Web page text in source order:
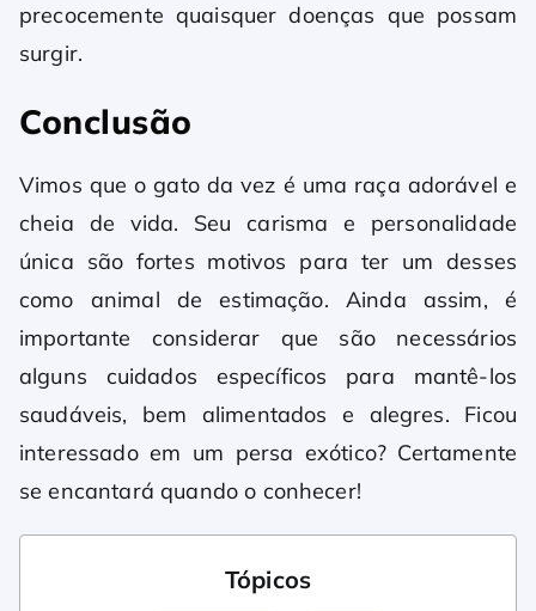
precocemente quaisquer doenças que possam
surgir.
Conclusão
Vimos que o gato da vez é uma raça adorável e
cheia de vida. Seu carisma e personalidade
única são fortes motivos para ter um desses
como animal de estimação. Ainda assim, é
importante considerar que são necessários
alguns cuidados específicos para mantê-los
saudáveis, bem alimentados e alegres. Ficou
interessado em um persa exótico? Certamente
se encantará quando o conhecer!
Tópicos